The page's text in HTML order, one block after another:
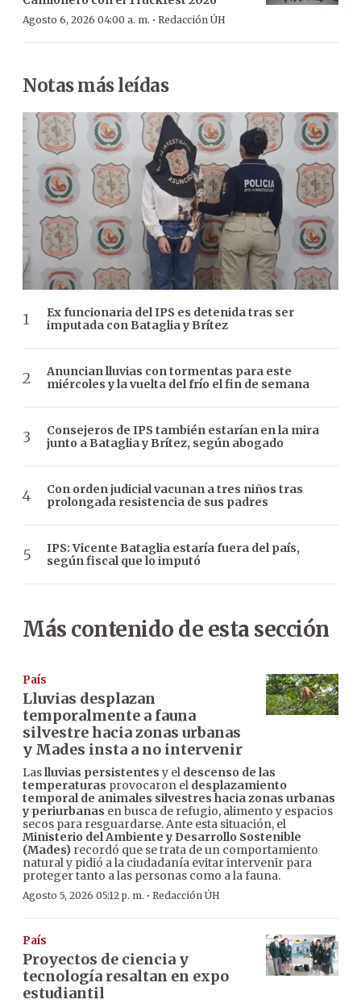
Agosto 6, 2026 04:00 a. m. · Redacción ÚH
Notas más leídas
Ex funcionaria del IPS es detenida tras ser
imputada con Bataglia y Brítez
Anuncian lluvias con tormentas para este
miércoles y la vuelta del frío el fin de semana
Consejeros de IPS también estarían en la mira
junto a Bataglia y Brítez, según abogado
Con orden judicial vacunan a tres niños tras
prolongada resistencia de sus padres
IPS: Vicente Bataglia estaría fuera del país,
según fiscal que lo imputó
Más contenido de esta sección
País
Lluvias desplazan
temporalmente a fauna
silvestre hacia zonas urbanas
y Mades insta a no intervenir
Laslluvias persistentes y el descenso de las
temperaturas provocaron el desplazamiento
temporal de animales silvestres hacia zonas urbanas
y periurbanas en busca de refugio, alimento y espacios
secos para resguardarse. Ante esta situación, el
Ministerio del Ambiente y Desarrollo Sostenible
(Mades) recordó que se trata de un comportamiento
natural y pidió a la ciudadanía evitar intervenir para
proteger tanto a las personas como a la fauna.
Agosto 5, 2026 05:12 p. m. · Redacción ÚH
País
Proyectos de ciencia y
tecnología resaltan en expo
estudiantil